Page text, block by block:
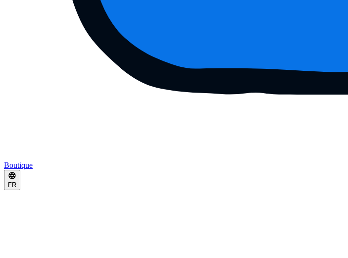
Boutique
FR